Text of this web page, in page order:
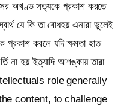
অখণ্ড সত্যকে প্রকাশ করতে
যে কি তা বোধহয় এনারা ভুলেই
করলে যদি ক্ষমতা হাত
না হয় ইত্যাদি আশঙ্কায় তারা
role generally
content, to challenge